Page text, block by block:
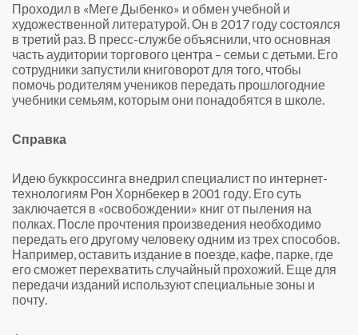
Проходил в «Меге Дыбенко» и обмен учебной и
художественной литературой. Он в 2017 году состоялся
в третий раз. В пресс-службе объяснили, что основная
часть аудитории торгового центра – семьи с детьми. Его
сотрудники запустили книговорот для того, чтобы
помочь родителям учеников передать прошлогодние
учебники семьям, которым они понадобятся в школе.
Справка
Идею буккроссинга внедрил специалист по интернет-
технологиям Рон Хорнбекер в 2001 году. Его суть
заключается в «освобождении» книг от пыления на
полках. После прочтения произведения необходимо
передать его другому человеку одним из трех способов.
Например, оставить издание в поезде, кафе, парке, где
его сможет перехватить случайный прохожий. Еще для
передачи изданий используют специальные зоны и
почту.